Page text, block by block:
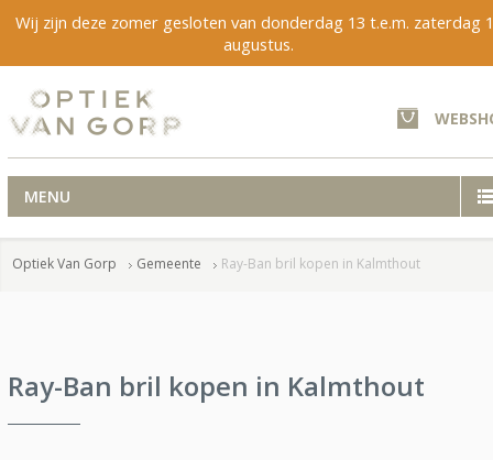
Wij zijn deze zomer gesloten van donderdag 13 t.e.m. zaterdag
augustus.
MENU
Optiek Van Gorp Gemeente Ray-Ban bril kopen in Kalmthout
Ray-Ban bril kopen in Kalmthout